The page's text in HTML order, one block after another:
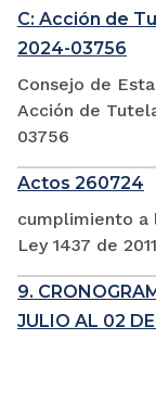
C: Acción de
2024-03756
Consejo de
Acción de
03756
Actos 260724
cumplimiento
Ley 1437 de 2011
9.
JULIO AL 02